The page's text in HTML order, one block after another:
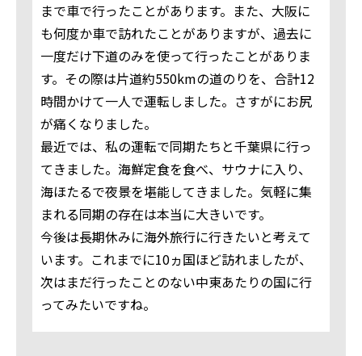
まで車で行ったことがあります。また、大阪に
も何度か車で訪れたことがありますが、過去に
一度だけ下道のみを使って行ったことがありま
す。その際は片道約550kmの道のりを、合計12
時間かけて一人で運転しました。さすがにお尻
が痛くなりました。
最近では、私の運転で同期たちと千葉県に行っ
てきました。海鮮定食を食べ、サウナに入り、
海ほたるで夜景を堪能してきました。気軽に集
まれる同期の存在は本当に大きいです。
今後は長期休みに海外旅行に行きたいと考えて
います。これまでに10ヵ国ほど訪れましたが、
次はまだ行ったことのない中東あたりの国に行
ってみたいですね。